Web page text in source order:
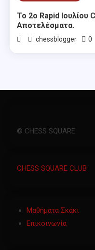
Το 2ο Rapid Ιουλίου
Αποτελέσματα.
chessblogger 0
© CHESS SQUARE
CHESS SQUARE CLUB
Μαθήματα Σκάκι
Επικοινωνία